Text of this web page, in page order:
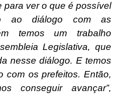
para ver o que é possível
ao diálogo com as
temos um trabalho
Legislativa, que
nesse diálogo. E temos
com os prefeitos. Então,
conseguir avançar”,